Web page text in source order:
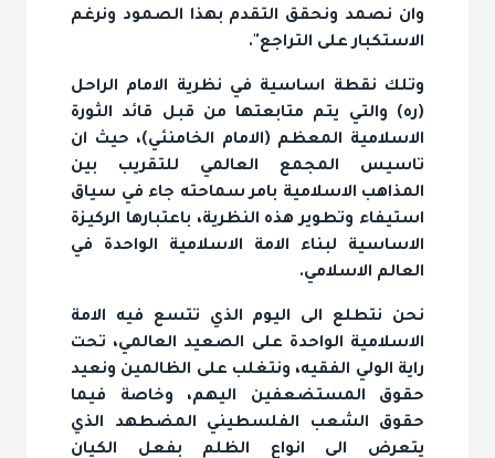
وان نصمد ونحقق التقدم بهذا الصمود ونرغم
الاستكبار على التراجع".
وتلك نقطة اساسية في نظرية الامام الراحل
(ره) والتي يتم متابعتها من قبل قائد الثورة
الاسلامية المعظم (الامام الخامنئي)، حيث ان
تاسيس المجمع العالمي للتقريب بين
المذاهب الاسلامية بامر سماحته جاء في سياق
استيفاء وتطوير هذه النظرية، باعتبارها الركيزة
الاساسية لبناء الامة الاسلامية الواحدة في
العالم الاسلامي.
نحن نتطلع الى اليوم الذي تتسع فيه الامة
الاسلامية الواحدة على الصعيد العالمي، تحت
راية الولي الفقيه، ونتغلب على الظالمين ونعيد
حقوق المستضعفين اليهم، وخاصة فيما
حقوق الشعب الفلسطيني المضطهد الذي
يتعرض الى انواع الظلم بفعل الكيان